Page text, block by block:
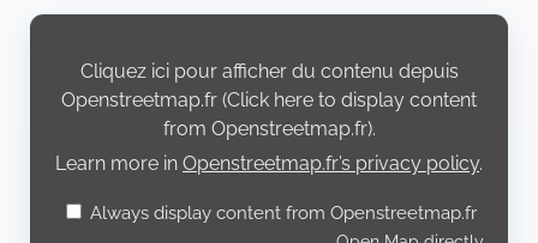
Display
Openstreetmap.fr
Cliquez ici pour afficher du contenu depuis
Openstreetmap.fr (Click here to display content
from Openstreetmap.fr).
Learn more in Openstreetmap.fr’s privacy policy.
Always display content from Openstreetmap.fr